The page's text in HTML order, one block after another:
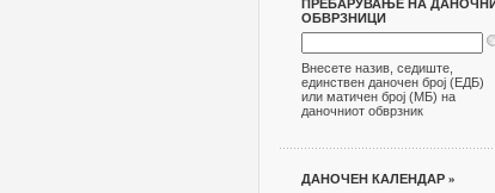
ПРЕБАРУВАЊЕ НА
ОБВРЗНИЦИ
Внесете назив, седиште,
единствен даночен број (ЕДБ)
или матичен број (МБ) на
даночниот обврзник
ДАНОЧЕН КАЛЕНДАР »